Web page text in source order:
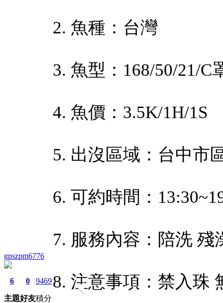
gpszpm6776
6
主題
0
好友
9469
積分
2. 魚種：台灣
3. 魚型：168/50/21/C
4. 魚價：3.5K/1H/1S
5. 出沒區域：台中市
6. 可約時間：
7. 服務內容：陪洗 殘
8. 注意事項：禁入珠